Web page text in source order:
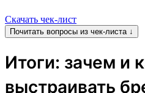
Скачать чек-лист
Почитать вопросы из чек-листа ↓
Итоги: зачем и
выстраивать